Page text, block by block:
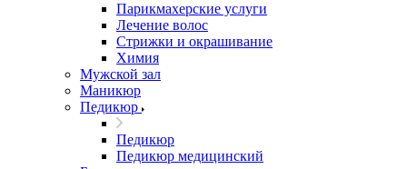
Парикмахерские услуги
Лечение волос
Стрижки и окрашивание
Химия
Мужской зал
Маникюр
Педикюр
Педикюр
Педикюр медицинский